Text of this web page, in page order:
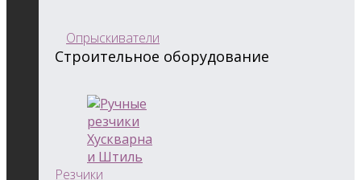
Опрыскиватели
Строительное оборудование
Резчики